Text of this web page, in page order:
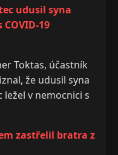
udusil syna
19
Toktas, účastník
že udusil syna
ležel v nemocnici s
zastřelil bratra z